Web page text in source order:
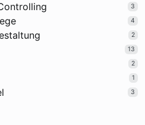
3
4
2
13
2
1
3